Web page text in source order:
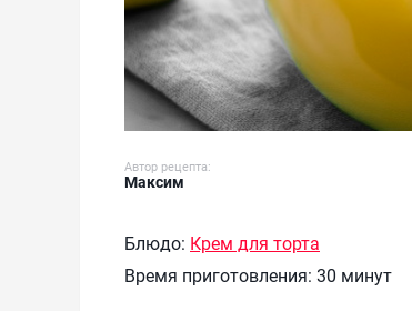
Автор рецепта:
Максим
Блюдо: Крем для торта
Время приготовления: 30 минут